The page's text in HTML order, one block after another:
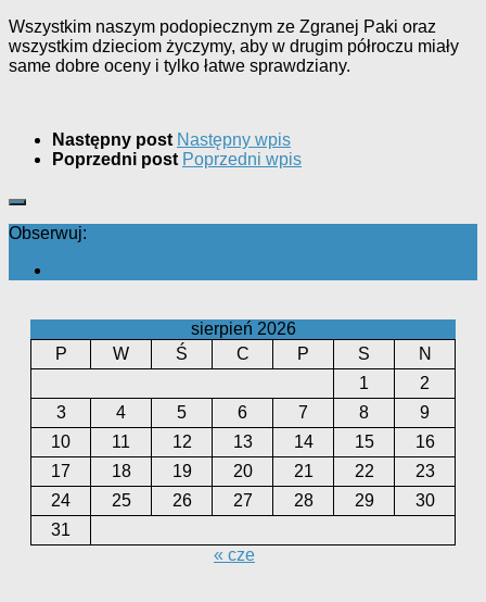
Wszystkim naszym podopiecznym ze Zgranej Paki oraz
wszystkim dzieciom życzymy, aby w drugim półroczu miały
same dobre oceny i tylko łatwe sprawdziany.
Następny post Następny wpis
Poprzedni post Poprzedni wpis
Obserwuj:
sierpień 2026
P
W Ś C P S
N
1
2
3
4 5 6 7 8
9
10
11 12 13 14 15
16
17
18 19 20 21 22
23
24
25 26 27 28 29
30
31
« cze